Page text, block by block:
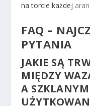
na torcie każdej
FAQ –
PYTANIA
JAKIE SĄ
MIĘDZY
A